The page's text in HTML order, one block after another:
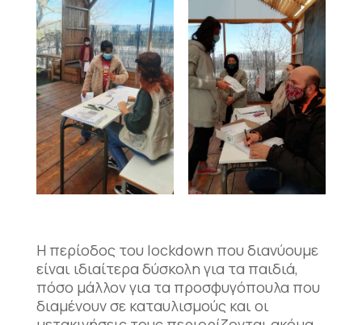
Η περίοδος του lockdown που διανύουμε
είναι ιδιαίτερα δύσκολη για τα παιδιά,
πόσο μάλλον για τα προσφυγόπουλα που
διαμένουν σε καταυλισμούς και οι